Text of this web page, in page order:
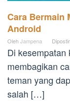
Cara Bermain
Android
OlehJampena
Di kesempatan
membagikan
teman yang
salah […]